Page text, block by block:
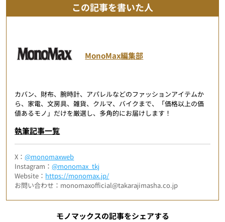
この記事を書いた人
MonoMax編集部
カバン、財布、腕時計、アパレルなどのファッションアイテムか
ら、家電、文房具、雑貨、クルマ、バイクまで、「価格以上の価
値あるモノ」だけを厳選し、多角的にお届けします！
執筆記事一覧
X：@monomaxweb
Instagram：@monomax_tkj
Website： https://monomax.jp/
お問い合わせ：monomaxofficial@takarajimasha.co.jp
モノマックスの記事をシェアする